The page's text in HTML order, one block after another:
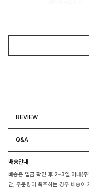
REVIEW
Q&A
배송안내
배송은 입금 확인 후 2~3일 이내(
단, 주문량이 폭주하는 경우 배송이